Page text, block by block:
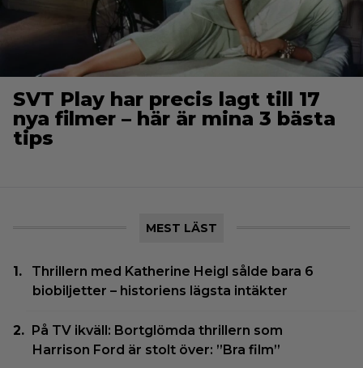
SVT Play har precis lagt till 17
nya filmer – här är mina 3 bästa
tips
MEST LÄST
Thrillern med Katherine Heigl sålde bara 6
biobiljetter – historiens lägsta intäkter
På TV ikväll: Bortglömda thrillern som
Harrison Ford är stolt över: ”Bra film”